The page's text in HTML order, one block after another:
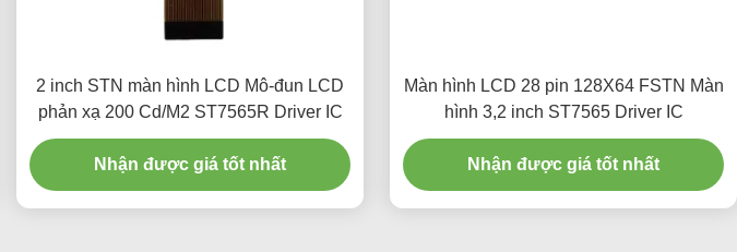
2 inch STN màn hình LCD Mô-đun LCD
phản xạ 200 Cd/M2 ST7565R Driver IC
Nhận được giá tốt nhất
Màn hình LCD 28 pin 128X64 FSTN Màn
hình 3,2 inch ST7565 Driver IC
Nhận được giá tốt nhất